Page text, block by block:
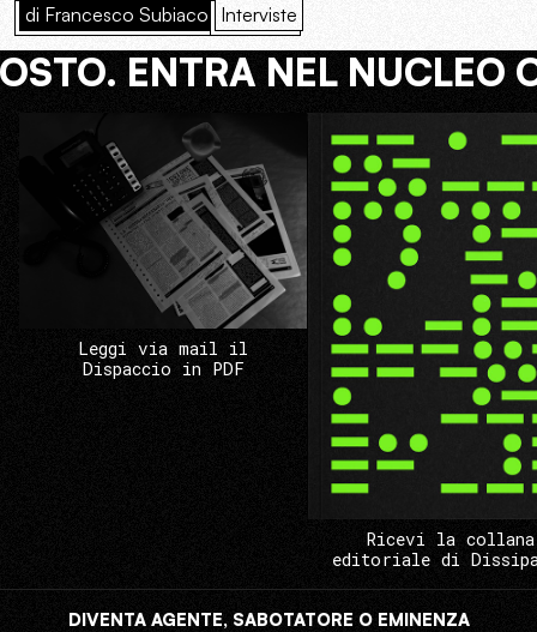
di Francesco Subiaco Interviste
ENTRA NEL NUCLEO
Leggi via mail il
Dispaccio in PDF
Ricevi la collana
editoriale di
DIVENTA AGENTE, SABOTATORE O EMINENZA